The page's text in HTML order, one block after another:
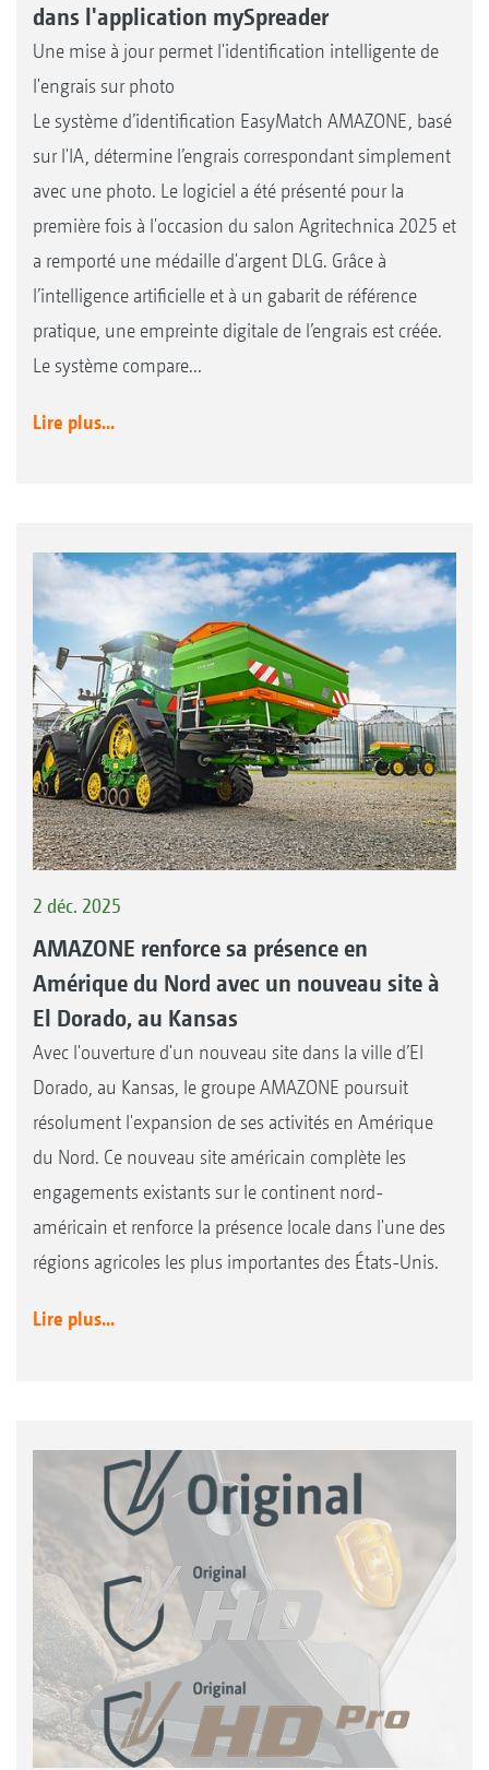
dans l'application mySpreader
Une mise à jour permet l'identification intelligente de
l'engrais sur photo
Le système d’identification EasyMatch AMAZONE, basé
sur l'IA, détermine l’engrais correspondant simplement
avec une photo. Le logiciel a été présenté pour la
première fois à l'occasion du salon Agritechnica 2025 et
a remporté une médaille d'argent DLG. Grâce à
l’intelligence artificielle et à un gabarit de référence
pratique, une empreinte digitale de l’engrais est créée.
Le système compare...
Lire plus...
2 déc. 2025
AMAZONE renforce sa présence en
Amérique du Nord avec un nouveau site à
El Dorado, au Kansas
Avec l'ouverture d'un nouveau site dans la ville d’El
Dorado, au Kansas, le groupe AMAZONE poursuit
résolument l'expansion de ses activités en Amérique
du Nord. Ce nouveau site américain complète les
engagements existants sur le continent nord-
américain et renforce la présence locale dans l'une des
régions agricoles les plus importantes des États-Unis.
Lire plus...